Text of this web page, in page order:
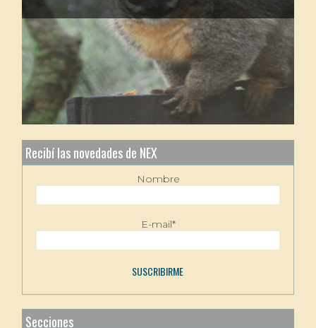
Recibí las novedades de NEX
Nombre
E-mail*
Secciones